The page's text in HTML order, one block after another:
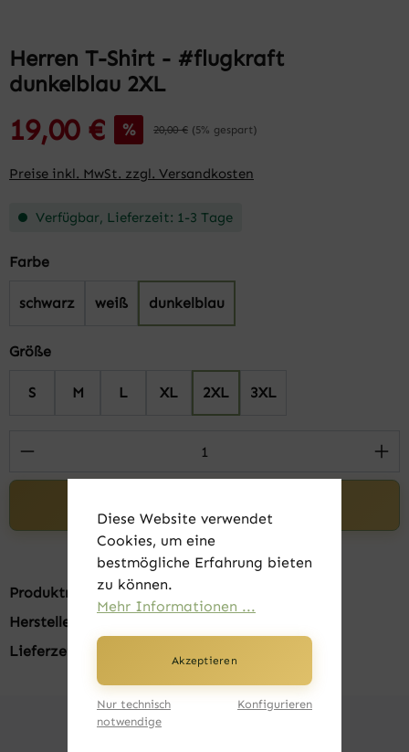
Herren T-Shirt - #flugkraft
dunkelblau 2XL
19,00 € % 20,00 € (5% gespart)
Preise inkl. MwSt. zzgl. Versandkosten
Verfügbar, Lieferzeit: 1-3 Tage
Farbeauswählen
schwarz weiß dunkelblau
Größeauswählen
S M L XL 2XL 3XL
Produkt Anzahl: Gib den gewünschten
Produktnummer:FK20105-17
Hersteller:
Lieferzeit:
Diese Website verwendet
Cookies, um eine
bestmögliche Erfahrung bieten
zu können.
Mehr Informationen ...
Akzeptieren
Nur technisch
notwendige
Konfigurieren